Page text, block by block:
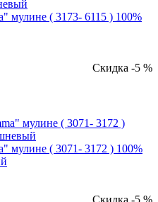
мулине ( 3173- 6115 ) 100%
Скидка -5 %
мулине ( 3071- 3172 ) 100%
Скидка -5 %